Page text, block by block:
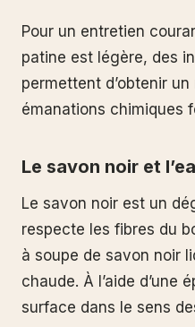
Pour un entretien
patine est légère, des
permettent d’obtenir
émanations chimiques
Le savon noir et
Le savon noir est un
respecte les fibres du
à soupe de savon noir
chaude. À l’aide d’une
surface dans le sens